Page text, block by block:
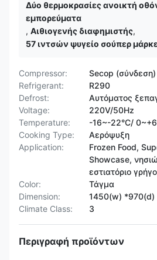
Δύο θερμοκρασίες ανοικτή
εμπορεύματα
, Αιθιογενής διαφημιστής,
57 ιντσών ψυγείο σούπερ
Compressor:
Secop (σύνδεση)
Refrigerant:
R290
Defrost:
Αυτόματος
Voltage:
220V/50Hz
Temperature:
-16~-22°C/
Cooking Type:
Αερόψυξη
Application:
Frozen Food,
Showcase,
εστιατόριο
Color:
Τάγμα
Dimension:
1450(w) *970(d)
Climate Class:
3
Περιγραφή προϊόντων